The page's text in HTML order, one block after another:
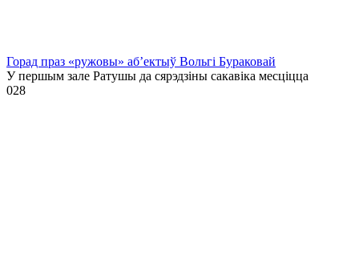
Горад праз «ружовы» аб’ектыў Вольгі Бураковай
У першым зале Ратушы да сярэдзіны сакавіка месціцца
028